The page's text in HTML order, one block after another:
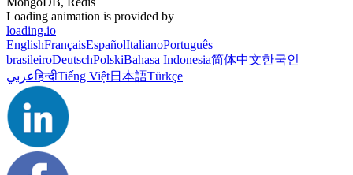
Loading animation is provided by
loading.io
EnglishFrançaisEspañolItalianoPortuguês
brasileiroDeutschPolskiBahasa Indonesia简体中文한국인
عربيहिन्दीTiếng Việt日本語Türkçe